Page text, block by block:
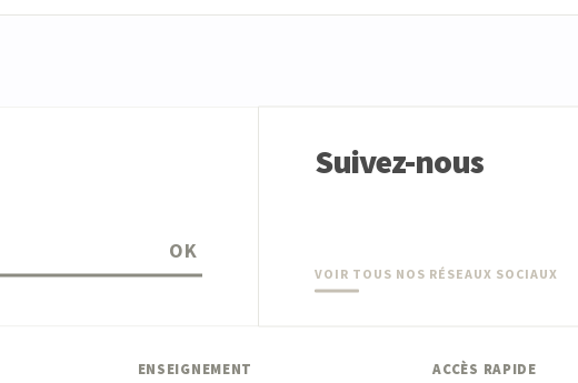
OK
Suivez-nous
VOIR TOUS NOS RÉSEAUX SOCIAUX
ENSEIGNEMENT ACCÈS RAPIDE